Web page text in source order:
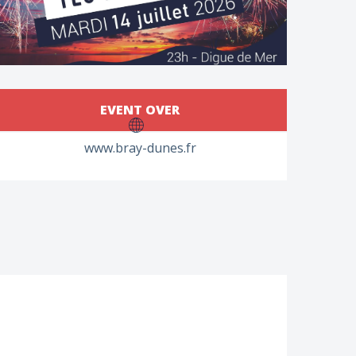
hours &
EVENT OVER
www.bray-dunes.fr